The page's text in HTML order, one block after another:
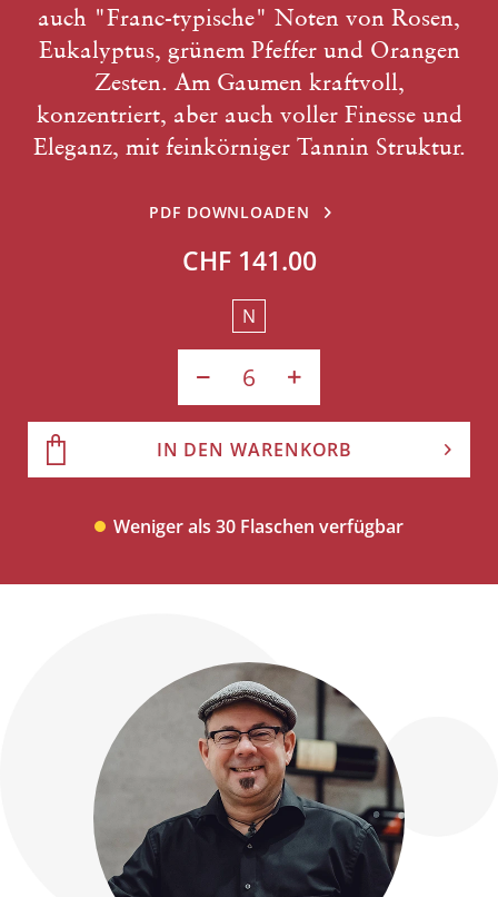
auch "Franc-typische" Noten von Rosen,
Eukalyptus, grünem Pfeffer und Orangen
Zesten. Am Gaumen kraftvoll,
konzentriert, aber auch voller Finesse und
Eleganz, mit feinkörniger Tannin Struktur.
PDF DOWNLOADEN
CHF 141.00
N
IN DEN WARENKORB
Weniger als 30 Flaschen verfügbar